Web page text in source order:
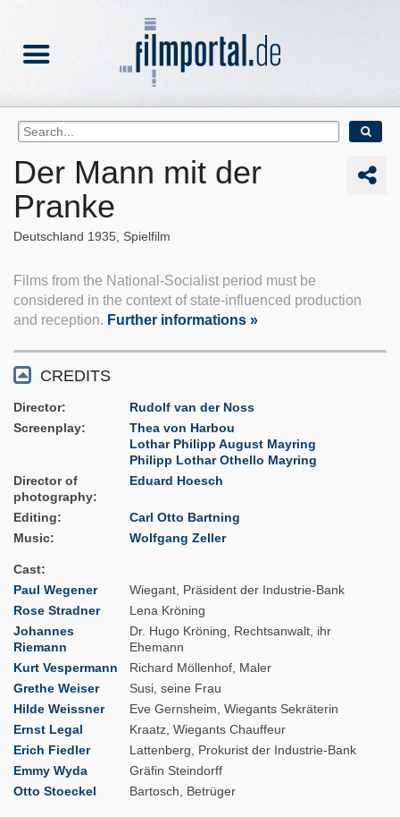
Der Mann mit der
Pranke
Deutschland 1935 Spielfilm
Films from the National-Socialist period must be
considered in the context of state-influenced production
and reception. Further informations »
CREDITS
Director
Rudolf van der Noss
Screenplay
Thea von Harbou
Lothar Philipp August Mayring
Philipp Lothar Othello Mayring
Director of
photography
Eduard Hoesch
Editing
Carl Otto Bartning
Music
Wolfgang Zeller
Cast
Paul Wegener
Wiegant, Präsident der Industrie-Bank
Rose Stradner
Lena Kröning
Johannes
Riemann
Dr. Hugo Kröning, Rechtsanwalt, ihr
Ehemann
Kurt Vespermann
Richard Möllenhof, Maler
Grethe Weiser
Susi, seine Frau
Hilde Weissner
Eve Gernsheim, Wiegants Sekräterin
Ernst Legal
Kraatz, Wiegants Chauffeur
Erich Fiedler
Lattenberg, Prokurist der Industrie-Bank
Emmy Wyda
Gräfin Steindorff
Otto Stoeckel
Bartosch, Betrüger